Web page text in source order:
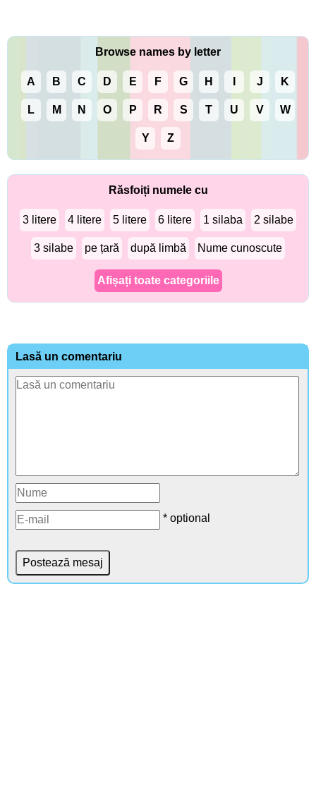
Browse names by letter
A B C D E F G H J K
L M N O P R S T U V W
Y Z
Răsfoiți numele cu
3 litere 4 litere 5 litere 6 litere 1 silaba 2 silabe
3 silabe pe țară după limbă Nume cunoscute
Afișați toate categoriile
Lasă un comentariu
* optional